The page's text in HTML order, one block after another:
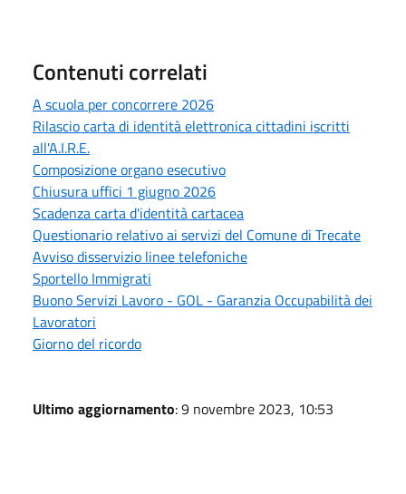
Contenuti correlati
A scuola per concorrere 2026
Rilascio carta di identità elettronica cittadini iscritti
all'A.I.R.E.
Composizione organo esecutivo
Chiusura uffici 1 giugno 2026
Scadenza carta d'identità cartacea
Questionario relativo ai servizi del Comune di Trecate
Avviso disservizio linee telefoniche
Sportello Immigrati
Buono Servizi Lavoro - GOL - Garanzia Occupabilità dei
Lavoratori
Giorno del ricordo
Ultimo aggiornamento: 9 novembre 2023, 10:53